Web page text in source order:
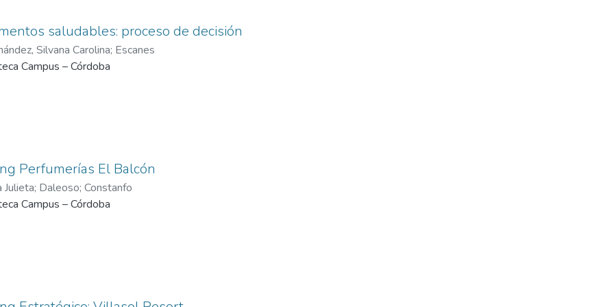
saludables: proceso de decisión
Silvana Carolina; Escanes
Campus – Córdoba
Perfumerías El Balcón
Julieta; Daleoso; Constanfo
Campus – Córdoba